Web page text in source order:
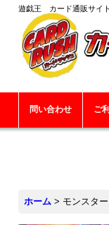
遊戯王 カード通販サイト
問い合わせ ご
ホーム > モンスター